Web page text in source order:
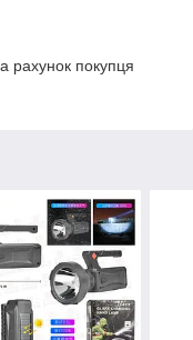
рахунок покупця